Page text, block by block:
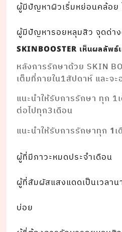
ผู้มีปัญหาผิวเริ่มหย่อนคล้อย
ผู้มีปัญหารอยหลุมสิว จุดด่า
SKINBOOSTER เห็นผลลัพธ์
หลังการรักษาด้วย SKIN
เต็มที่ภายใน1สัปดาห์ และจ
แนะนําให้รับการรักษา ทุก 1
ต่อไปทุก3เดือน
แนะนําให้รับการรักษาทุก 1
ผู้ที่มีภาวะหมดประจําเดือน
ผู้ที่สัมผัสแสงแดดเป็นเวลา
บ่อย